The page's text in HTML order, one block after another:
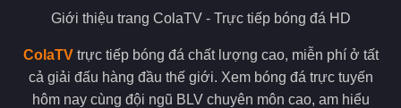
Giới thiệu trang ColaTV- Trực tiếp bóng đá HD
ColaTVtrực tiếp bóng đá chất lượng cao, miễn phí ở tất
cả giải đấu hàng đầu thế giới. Xem bóng đá trực tuyến
hôm nay cùng đội ngũ BLV chuyên môn cao, am hiểu